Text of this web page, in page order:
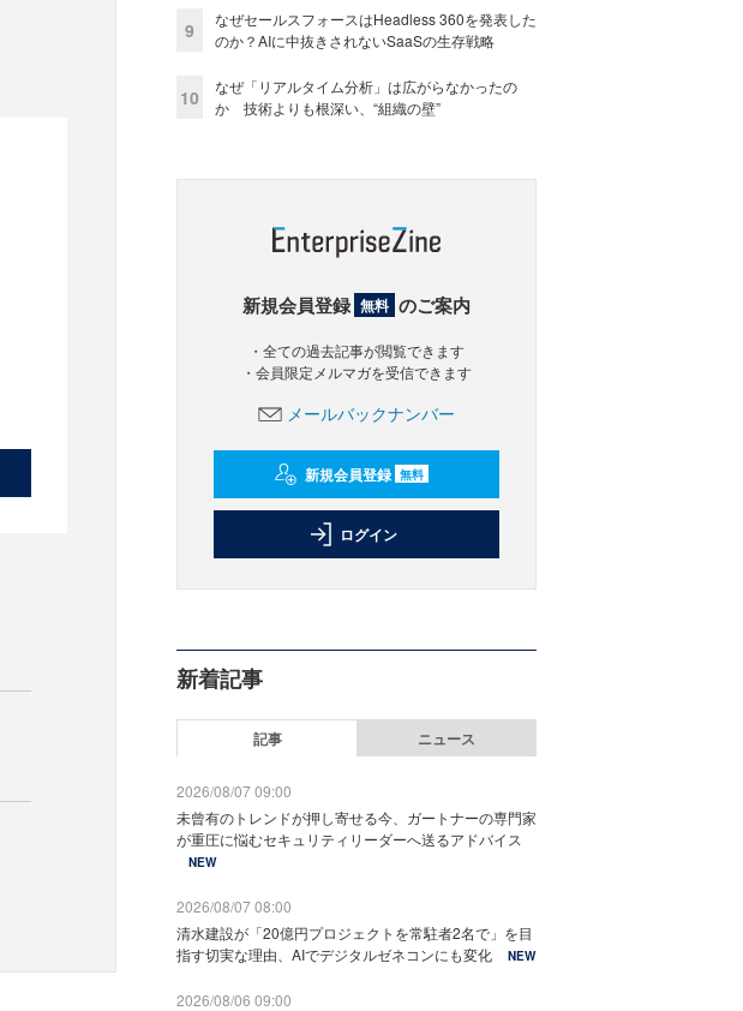
9
なぜセールスフォースはHeadless 360を発表した
のか？AIに中抜きされないSaaSの生存戦略
10
なぜ「リアルタイム分析」は広がらなかったの
か 技術よりも根深い、“組織の壁”
新規会員登録 無料 のご案内
・全ての過去記事が閲覧できます
・会員限定メルマガを受信できます
メールバックナンバー
新規会員登録 無料
ログイン
新着記事
記事 ニュース
2026/08/07 09:00
未曾有のトレンドが押し寄せる今、ガートナーの専門家
が重圧に悩むセキュリティリーダーへ送るアドバイス
NEW
2026/08/07 08:00
清水建設が「20億円プロジェクトを常駐者2名で」を目
指す切実な理由、AIでデジタルゼネコンにも変化
NEW
2026/08/06 09:00